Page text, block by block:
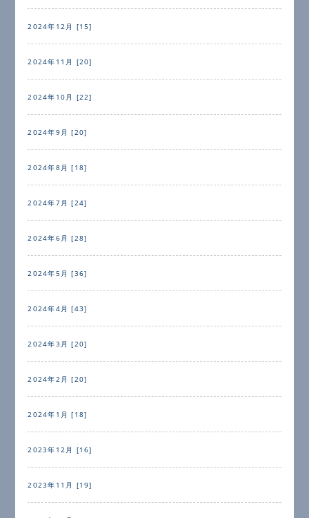
2024年12月 [15]
2024年11月 [20]
2024年10月 [22]
2024年9月 [20]
2024年8月 [18]
2024年7月 [24]
2024年6月 [28]
2024年5月 [36]
2024年4月 [43]
2024年3月 [20]
2024年2月 [20]
2024年1月 [18]
2023年12月 [16]
2023年11月 [19]